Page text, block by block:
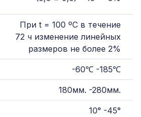
При t = 100 ºС в течение
72 ч изменение линейных
размеров не более 2%
-60℃ -185℃
180мм. -280мм.
10° -45°